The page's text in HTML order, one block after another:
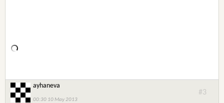
ayhaneva
00:30 10 May 2013
#3